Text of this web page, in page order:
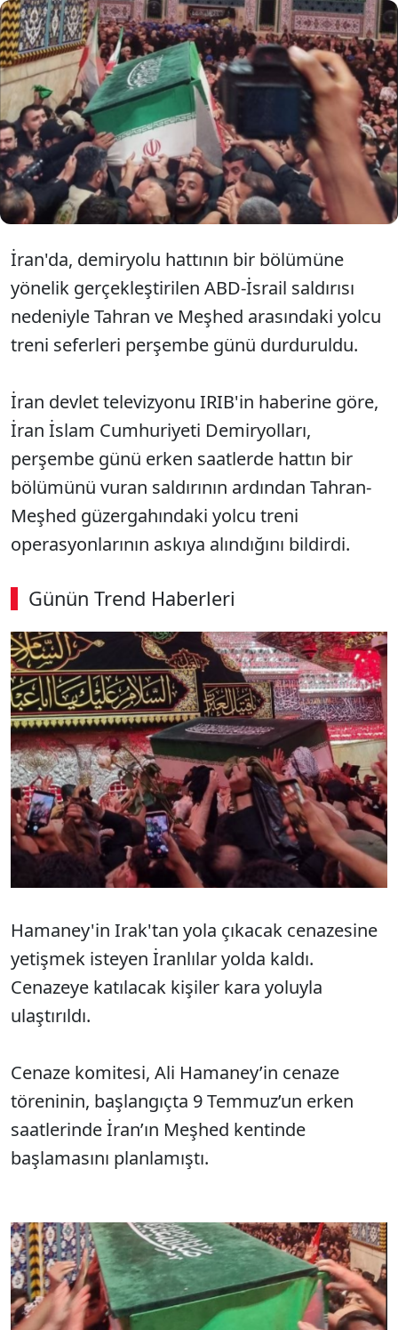
ABD ve İsrail’in İran’daki demiryolu hattına
düzenlediği füze saldırısı nedeniyle Tahran-
Meşhed tren seferleri durduruldu. Hamaney’in
cenaze törenini de etkileyen bu gelişme, 8
Nisan’daki ateşkesten bu yana ABD’nin İran ulaşım
altyapısına yönelik gerçekleştirdiği ilk saldırı oldu.
Sabah saati yapılması beklenen tören akşam
saatlerine ertelendi.
İran'da, demiryolu hattının bir bölümüne
yönelik gerçekleştirilen ABD-İsrail saldırısı
nedeniyle Tahran ve Meşhed arasındaki yolcu
treni seferleri perşembe günü durduruldu.
İran devlet televizyonu IRIB'in haberine göre,
İran İslam Cumhuriyeti Demiryolları,
perşembe günü erken saatlerde hattın bir
bölümünü vuran saldırının ardından Tahran-
Meşhed güzergahındaki yolcu treni
operasyonlarının askıya alındığını bildirdi.
Günün Trend Haberleri
Hamaney'in Irak'tan yola çıkacak cenazesine
yetişmek isteyen İranlılar yolda kaldı.
Cenazeye katılacak kişiler kara yoluyla
ulaştırıldı.
Cenaze komitesi, Ali Hamaney’in cenaze
töreninin, başlangıçta 9 Temmuz’un erken
saatlerinde İran’ın Meşhed kentinde
başlamasını planlamıştı.